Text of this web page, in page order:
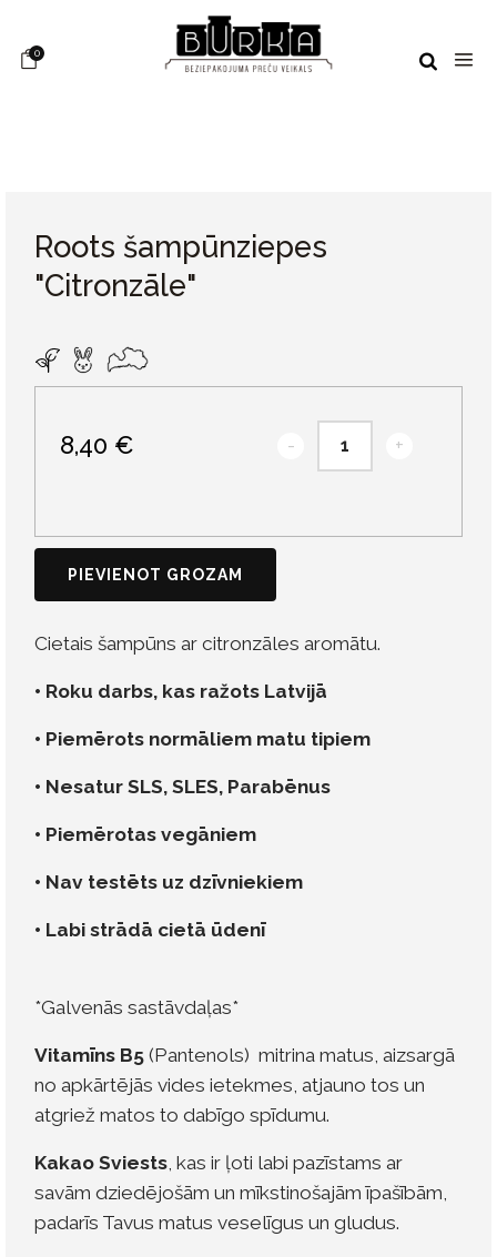
0
Roots šampūnziepes
"Citronzāle"
8,40 € - +
PIEVIENOT GROZAM
Cietais šampūns ar citronzāles aromātu.
• Roku darbs, kas ražots Latvijā
• Piemērots normāliem matu tipiem
• Nesatur SLS, SLES, Parabēnus
• Piemērotas vegāniem
• Nav testēts uz dzīvniekiem
• Labi strādā cietā ūdenī
*Galvenās sastāvdaļas*
Vitamīns B5(Pantenols) mitrina matus, aizsargā
no apkārtējās vides ietekmes, atjauno tos un
atgriež matos to dabīgo spīdumu.
Kakao Sviests, kas ir ļoti labi pazīstams ar
savām dziedējošām un mīkstinošajām īpašībām,
padarīs Tavus matus veselīgus un gludus.